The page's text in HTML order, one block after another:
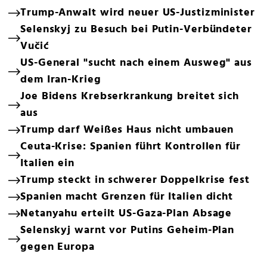
Trump-Anwalt wird neuer US-Justizminister
Selenskyj zu Besuch bei Putin-Verbündeter
Vučić
US-General "sucht nach einem Ausweg" aus
dem Iran-Krieg
Joe Bidens Krebserkrankung breitet sich
aus
Trump darf Weißes Haus nicht umbauen
Ceuta-Krise: Spanien führt Kontrollen für
Italien ein
Trump steckt in schwerer Doppelkrise fest
Spanien macht Grenzen für Italien dicht
Netanyahu erteilt US-Gaza-Plan Absage
Selenskyj warnt vor Putins Geheim-Plan
gegen Europa